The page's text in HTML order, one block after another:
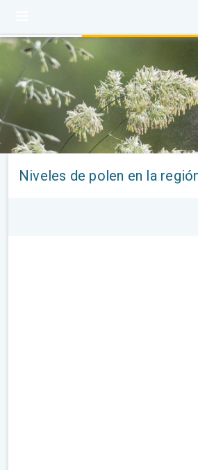
Niveles de polen en la